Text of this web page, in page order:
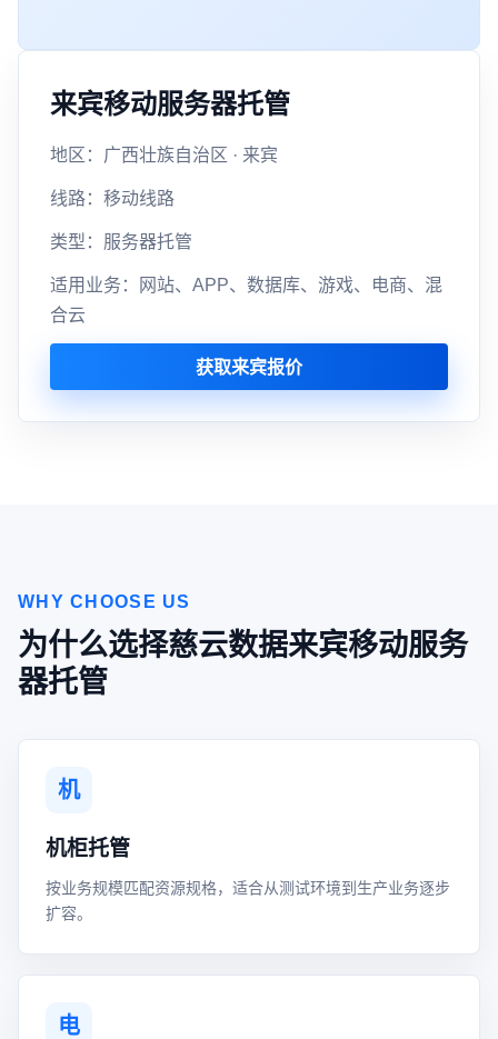
来宾移动服务器托管
地区：广西壮族自治区 · 来宾
线路：移动线路
类型：服务器托管
适用业务：网站、APP、数据库、游戏、电商、混
合云
获取来宾报价
WHY CHOOSE US
为什么选择慈云数据来宾移动服务
器托管
机
机柜托管
按业务规模匹配资源规格，适合从测试环境到生产业务逐步
扩容。
电